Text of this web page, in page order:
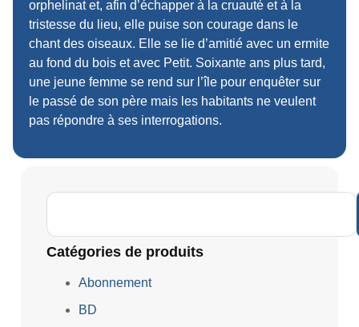
orphelinat et, afin d’échapper à la cruauté et à la
tristesse du lieu, elle puise son courage dans le
chant des oiseaux. Elle se lie d’amitié avec un ermite
au fond du bois et avec Petit. Soixante ans plus tard,
une jeune femme se rend sur l’île pour enquêter sur
le passé de son père mais les habitants ne veulent
pas répondre à ses interrogations.
Catégories de produits
Abonnement
BD